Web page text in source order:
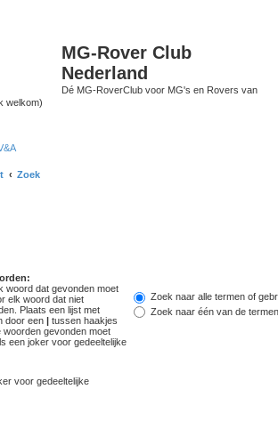
MG-Rover Club
Nederland
Dé MG-RoverClub voor MG's en Rovers van
welkom)
Zoek
woord dat gevonden moet
elk woord dat niet
Plaats een lijst met
door een | tussen haakjes
gevonden moet
een joker voor gedeeltelijke
Zoek naar alle termen of
Zoek naar één van de
voor gedeeltelijke